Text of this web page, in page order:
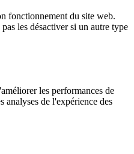
fonctionnement du site web.
les désactiver si un autre type
les performances de
analyses de l'expérience des